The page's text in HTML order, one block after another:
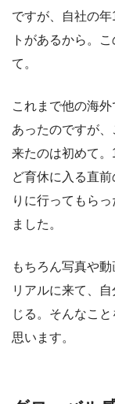
ですが、自社の
トがあるから。
て。
これまで他の海
あったのですが、
来たのは初めて
ど育休に入る直
りに行ってもら
ました。
もちろん写真や
リアルに来て、
じる。そんなこ
思います。